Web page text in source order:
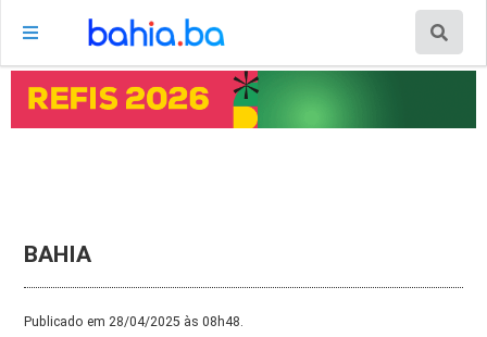
BAHIA
Publicado em 28/04/2025 às 08h48.